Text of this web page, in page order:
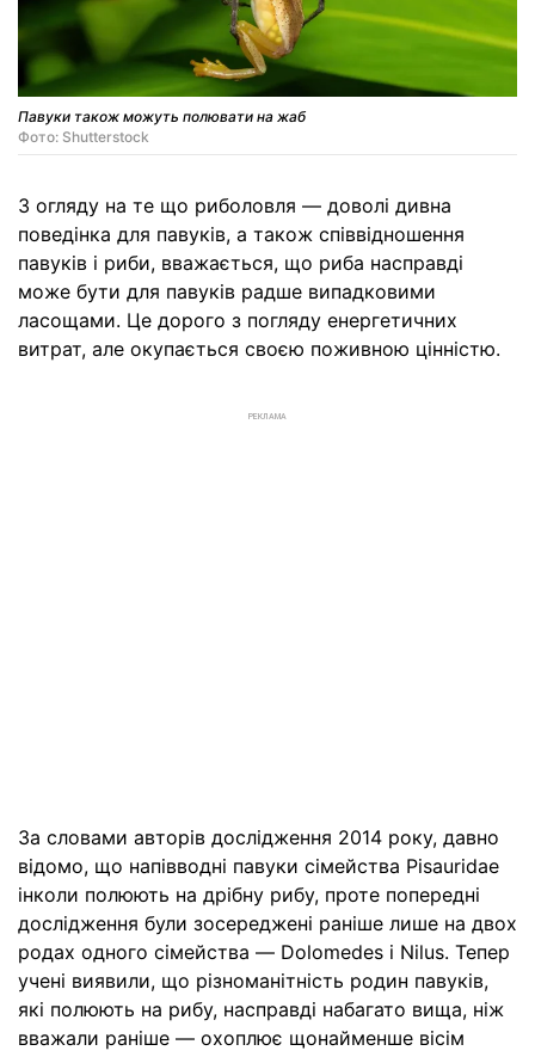
Павуки також можуть полювати на жаб
Фото: Shutterstock
З огляду на те що риболовля — доволі дивна
поведінка для павуків, а також співвідношення
павуків і риби, вважається, що риба насправді
може бути для павуків радше випадковими
ласощами. Це дорого з погляду енергетичних
витрат, але окупається своєю поживною цінністю.
РЕКЛАМА
За словами авторів дослідження 2014 року, давно
відомо, що напівводні павуки сімейства Pisauridae
інколи полюють на дрібну рибу, проте попередні
дослідження були зосереджені раніше лише на двох
родах одного сімейства — Dolomedes і Nilus. Тепер
учені виявили, що різноманітність родин павуків,
які полюють на рибу, насправді набагато вища, ніж
вважали раніше — охоплює щонайменше вісім